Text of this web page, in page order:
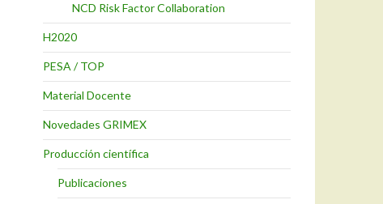
NCD Risk Factor Collaboration
H2020
PESA / TOP
Material Docente
Novedades GRIMEX
Producción científica
Publicaciones